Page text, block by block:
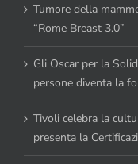
Tumore della
“Rome Breast 3.0”
Gli Oscar per la
persone diventa la
Tivoli celebra la
presenta la